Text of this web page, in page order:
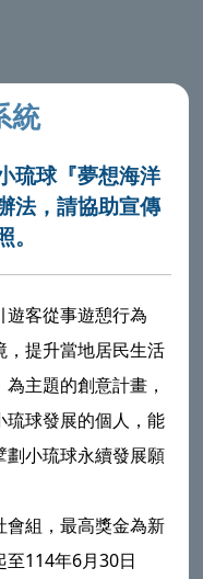
統
琉球『夢想海洋
法，請協助宣傳
客從事遊憩行為
，提升當地居民生活
主題的創意計畫，
琉球發展的個人，能
劃小琉球永續發展願
會組，最高獎金為新
114年6月30日